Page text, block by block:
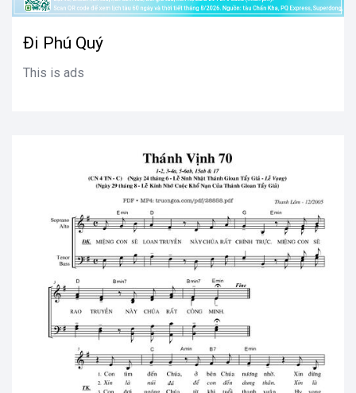
Đi Phú Quý
This is ads